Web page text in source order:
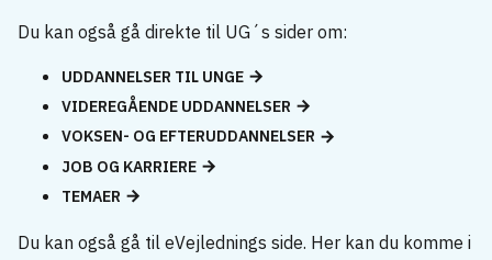
Du kan også gå direkte til UG´s sider om:
UDDANNELSER TIL UNGE
VIDEREGÅENDE UDDANNELSER
VOKSEN- OG EFTERUDDANNELSER
JOB OG KARRIERE
TEMAER
Du kan også gå til eVejlednings side. Her kan du komme i